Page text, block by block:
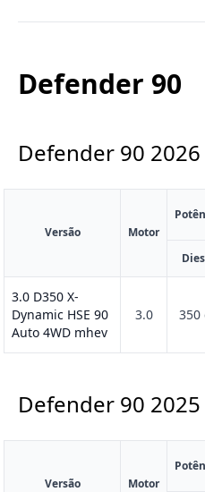
Defender 90
Defender 90 2026
Versão Motor
3.0 D350 X-
Dynamic HSE 90
Auto 4WD mhev
3.0 350
Defender 90 2025
Versão Motor